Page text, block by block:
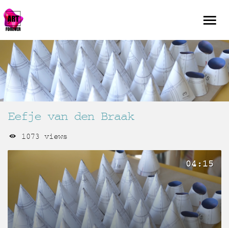
Eefje van den Braak
1073 views
04:15